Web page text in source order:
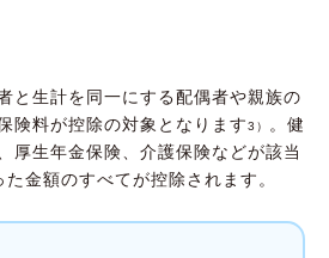
と生計を同一にする配偶者や親族の
険料が控除の対象となります3）
。健
厚生年金保険、介護保険などが該当
金額のすべてが控除されます。